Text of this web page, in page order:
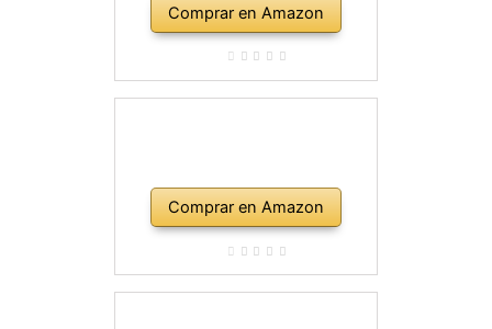
Comprar en Amazon
Comprar en Amazon